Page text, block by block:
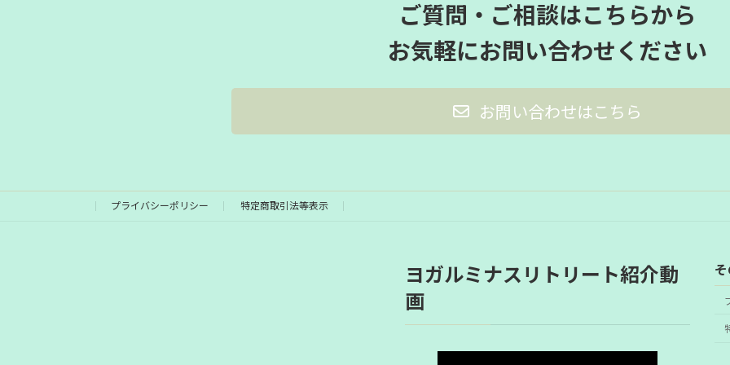
ご質問・ご相談はこちらから
お気軽にお問い合わせください
お問い合わせはこちら
プライバシーポリシー 特定商取引法等表示
ヨガルミナスリトリート紹介動
画